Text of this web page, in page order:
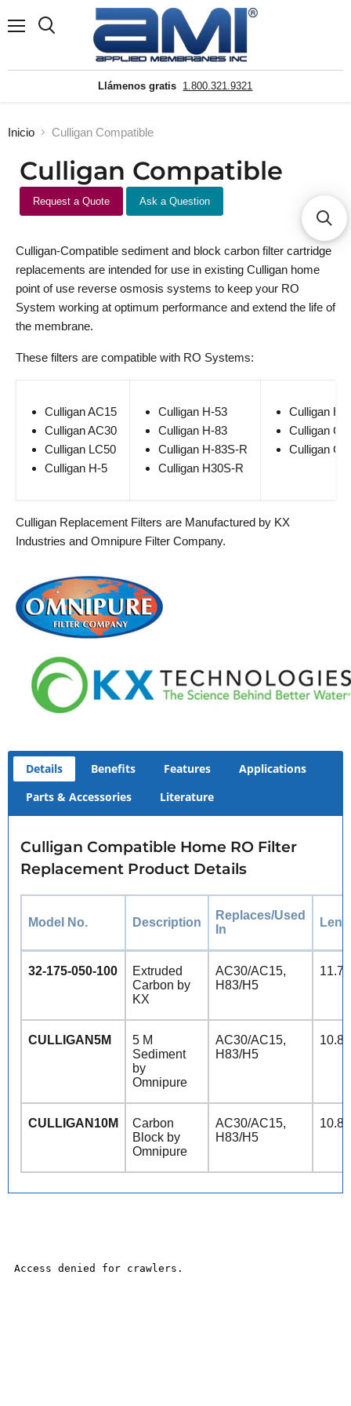
Llámenos gratis 1.800.321.9321
Inicio Culligan Compatible
Culligan Compatible
Request a Quote Ask a Question
Culligan-Compatible sediment and block carbon filter cartridge
replacements are intended for use in existing Culligan home
point of use reverse osmosis systems to keep your RO
System working at optimum performance and extend the life of
the membrane.
These filters are compatible with RO Systems:
Culligan AC15
Culligan AC30
Culligan LC50
Culligan H-5
Culligan H-53
Culligan H-83
Culligan H-83S-R
Culligan H30S-R
Culligan H-
Culligan
Culligan
Culligan Replacement Filters are Manufactured by KX
Industries and Omnipure Filter Company.
Details Benefits Features
Applications
Parts & Accessories
Literature
Culligan Compatible Home RO Filter
Replacement Product Details
Model No. Description
Replaces/Used
In
32-175-050-100
Extruded
Carbon by
KX
AC30/AC15,
H83/H5
CULLIGAN5M
5 M
Sediment
by
Omnipure
AC30/AC15,
H83/H5
10.8”
CULLIGAN10M
Carbon
Block by
Omnipure
AC30/AC15,
H83/H5
10.8”